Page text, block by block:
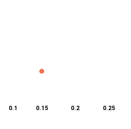
0.1 0.15 0.2 0.25